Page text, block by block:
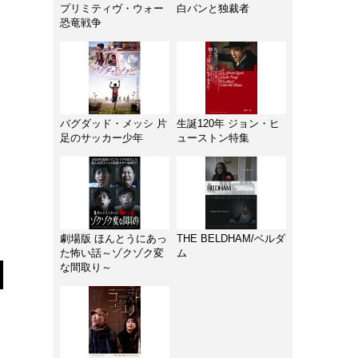
プリミティヴ・ウォー
恐竜戦争
白パンと独裁者
バグダッド・メッシ 片
足のサッカー少年
生誕120年 ジョン・ヒ
ューストン特集
劇場版 ほんとうにあっ
た怖い話～ゾクゾク変
な間取り～
THE BELDHAM/ベルダ
ム